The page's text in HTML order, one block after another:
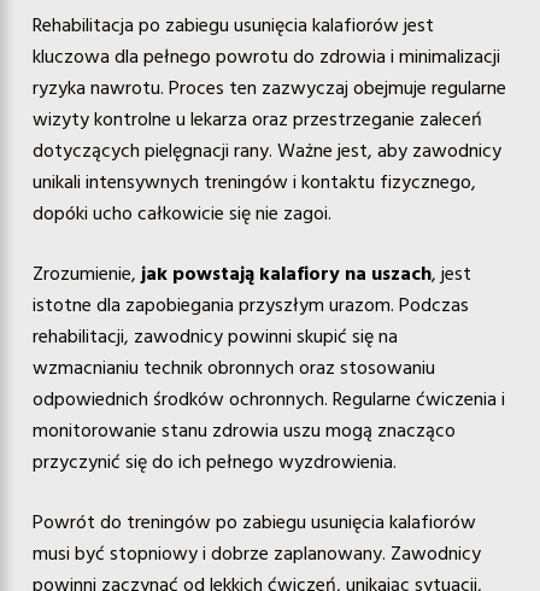
Rehabilitacja po zabiegu usunięcia kalafiorów jest
kluczowa dla pełnego powrotu do zdrowia i minimalizacji
ryzyka nawrotu. Proces ten zazwyczaj obejmuje regularne
wizyty kontrolne u lekarza oraz przestrzeganie zaleceń
dotyczących pielęgnacji rany. Ważne jest, aby zawodnicy
unikali intensywnych treningów i kontaktu fizycznego,
dopóki ucho całkowicie się nie zagoi.
Zrozumienie, jak powstają kalafiory na uszach, jest
istotne dla zapobiegania przyszłym urazom. Podczas
rehabilitacji, zawodnicy powinni skupić się na
wzmacnianiu technik obronnych oraz stosowaniu
odpowiednich środków ochronnych. Regularne ćwiczenia i
monitorowanie stanu zdrowia uszu mogą znacząco
przyczynić się do ich pełnego wyzdrowienia.
Powrót do treningów po zabiegu usunięcia kalafiorów
musi być stopniowy i dobrze zaplanowany. Zawodnicy
powinni zaczynać od lekkich ćwiczeń, unikając sytuacji,